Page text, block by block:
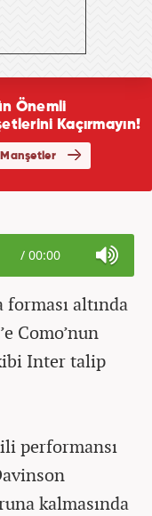
/ 00:00
forması altında
Como’nun
Inter talip
performansı
kalmasında